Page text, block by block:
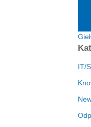
IT/